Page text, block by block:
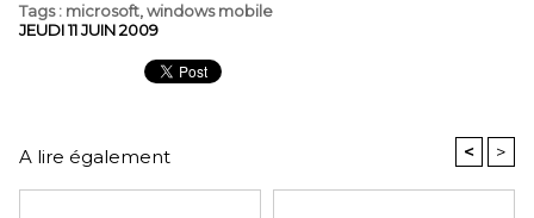
Tags: microsoft,windows mobile
JEUDI 11 JUIN 2009
A lire également < >